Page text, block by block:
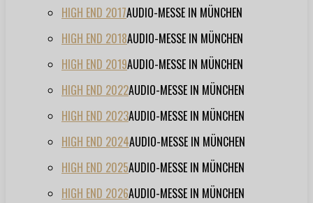
HIGH END 2017AUDIO-MESSE IN MÜNCHEN
HIGH END 2018AUDIO-MESSE IN MÜNCHEN
HIGH END 2019AUDIO-MESSE IN MÜNCHEN
HIGH END 2022AUDIO-MESSE IN MÜNCHEN
HIGH END 2023AUDIO-MESSE IN MÜNCHEN
HIGH END 2024AUDIO-MESSE IN MÜNCHEN
HIGH END 2025AUDIO-MESSE IN MÜNCHEN
HIGH END 2026AUDIO-MESSE IN MÜNCHEN